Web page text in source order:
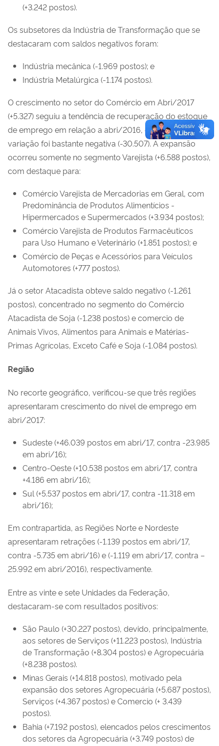
(+3.242 postos).
Os subsetores da Indústria de Transformação que se
destacaram com saldos negativos foram:
Indústria mecânica (-1.969 postos); e
Indústria Metalúrgica (-1.174 postos).
O crescimento no setor do Comércio em Abri/2017
(+5.327) seguiu a tendência de recuperação do estoque
de emprego em relação a abri/2016, quando a
variação foi bastante negativa (-30.507). A expansão
ocorreu somente no segmento Varejista (+6.588 postos),
com destaque para:
Comércio Varejista de Mercadorias em Geral, com
Predominância de Produtos Alimentícios -
Hipermercados e Supermercados (+3.934 postos);
Comércio Varejista de Produtos Farmacêuticos
para Uso Humano e Veterinário (+1.851 postos); e
Comércio de Peças e Acessórios para Veículos
Automotores (+777 postos).
Já o setor Atacadista obteve saldo negativo (-1.261
postos), concentrado no segmento do Comércio
Atacadista de Soja (-1.238 postos) e comercio de
Animais Vivos, Alimentos para Animais e Matérias-
Primas Agrícolas, Exceto Café e Soja (-1.084 postos).
Região
No recorte geográfico, verificou-se que três regiões
apresentaram crescimento do nível de emprego em
abri/2017:
Sudeste (+46.039 postos em abri/17, contra -23.985
em abri/16);
Centro-Oeste (+10.538 postos em abri/17, contra
+4.186 em abri/16);
Sul (+5.537 postos em abri/17, contra -11.318 em
abri/16);
Em contrapartida, as Regiões Norte e Nordeste
apresentaram retrações (-1.139 postos em abri/17,
contra -5.735 em abri/16) e (-1.119 em abri/17, contra –
25.992 em abri/2016), respectivamente.
Entre as vinte e sete Unidades da Federação,
destacaram-se com resultados positivos:
São Paulo (+30.227 postos), devido, principalmente,
aos setores de Serviços (+11.223 postos), Indústria
de Transformação (+8.304 postos) e Agropecuária
(+8.238 postos).
Minas Gerais (+14.818 postos), motivado pela
expansão dos setores Agropecuária (+5.687 postos),
Serviços (+4.367 postos) e Comercio (+ 3.439
postos).
Bahia (+7.192 postos), elencados pelos crescimentos
dos setores da Agropecuária (+3.749 postos) de